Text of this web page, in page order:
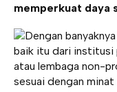
memperkuat daya